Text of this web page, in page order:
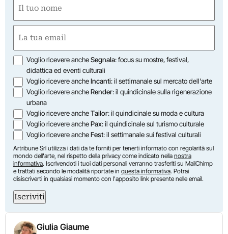
(Obbligatorio)
Nome
(Obbligatorio)
Opzioni
Voglio ricevere ancheSegnala: focus su mostre, festival,
didattica ed eventi culturali
Voglio ricevere ancheIncanti: il settimanale sul mercato dell'arte
Voglio ricevere ancheRender: il quindicinale sulla rigenerazione
urbana
Voglio ricevere ancheTailor: il quindicinale su moda e cultura
Voglio ricevere anchePax: il quindicinale sul turismo culturale
Voglio ricevere ancheFest: il settimanale sui festival culturali
Artribune Srl utilizza i dati da te forniti per tenerti informato con regolarità sul
mondo dell'arte, nel rispetto della privacy come indicato nella nostra
informativa. Iscrivendoti i tuoi dati personali verranno trasferiti su MailChimp
e trattati secondo le modalità riportate in questa informativa. Potrai
disiscriverti in qualsiasi momento con l'apposito link presente nelle email.
Iscriviti
Giulia Giaume